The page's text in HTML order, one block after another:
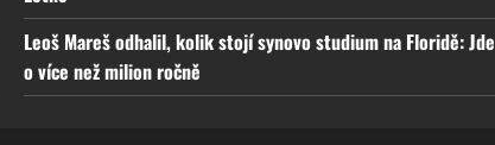
Leoš Mareš odhalil, kolik stojí synovo studium na Floridě: Jde
o více než milion ročně